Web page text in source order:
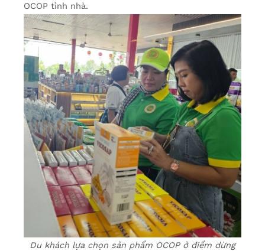
OCOP tỉnh nhà.
Du khách lựa chọn sản phẩm OCOP ở điểm dừng